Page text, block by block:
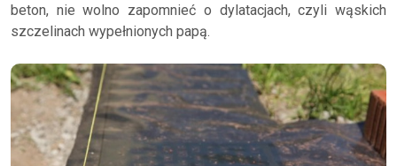
beton, nie wolno zapomnieć o dylatacjach, czyli wąskich
szczelinach wypełnionych papą.